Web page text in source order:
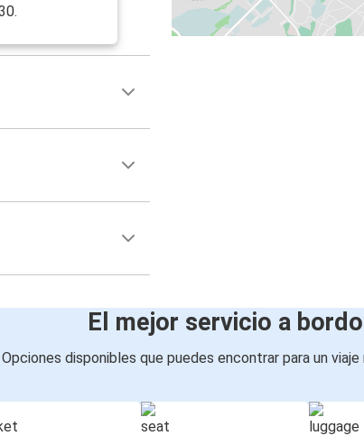
El mejor servicio a bordo
Opciones disponibles que puedes encontrar para un viaje